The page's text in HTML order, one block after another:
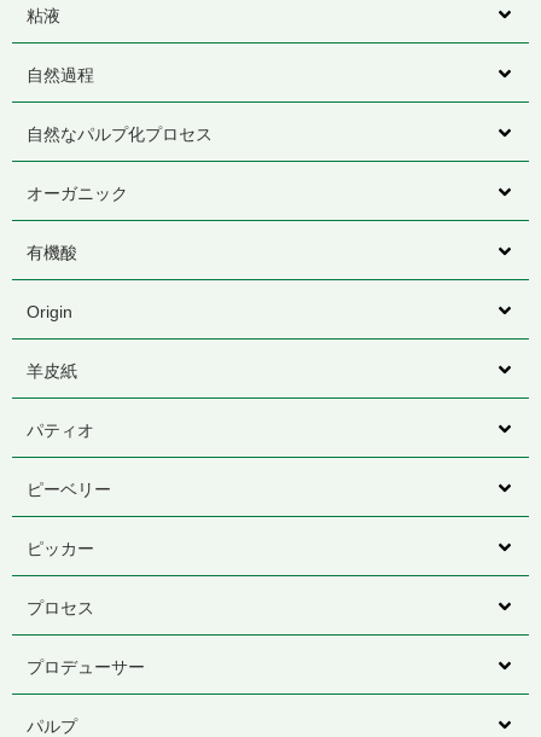
粘液
自然過程
自然なパルプ化プロセス
オーガニック
有機酸
Origin
羊皮紙
パティオ
ピーベリー
ピッカー
プロセス
プロデューサー
パルプ